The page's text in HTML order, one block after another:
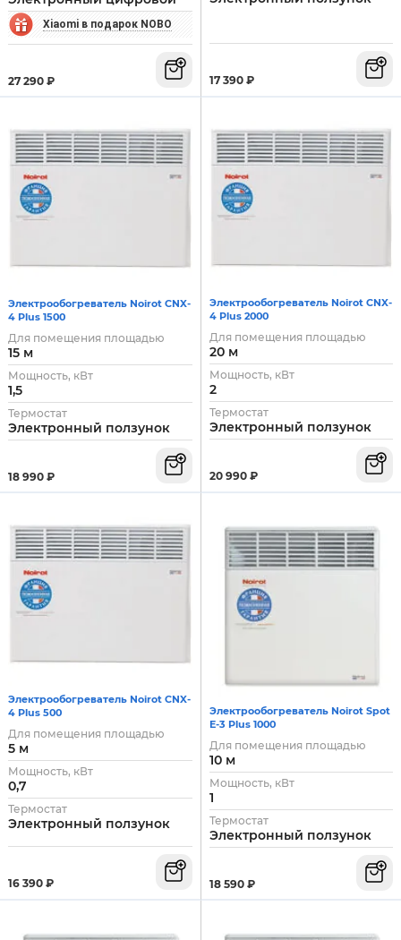
Xiaomi в подарок NOBO
27 290 ₽ 17 390 ₽
Электрообогреватель Noirot CNX-
4 Plus 1500
Для помещения площадью
15 м
Мощность, кВт
1,5
Термостат
Электронный ползунок
18 990 ₽
Электрообогреватель Noirot CNX-
4 Plus 2000
Для помещения площадью
20 м
Мощность, кВт
2
Термостат
Электронный ползунок
20 990 ₽
Электрообогреватель Noirot CNX-
4 Plus 500
Для помещения площадью
5 м
Мощность, кВт
0,7
Термостат
Электронный ползунок
16 390 ₽
Электрообогреватель Noirot Spot
E-3 Plus 1000
Для помещения площадью
10 м
Мощность, кВт
1
Термостат
Электронный ползунок
18 590 ₽